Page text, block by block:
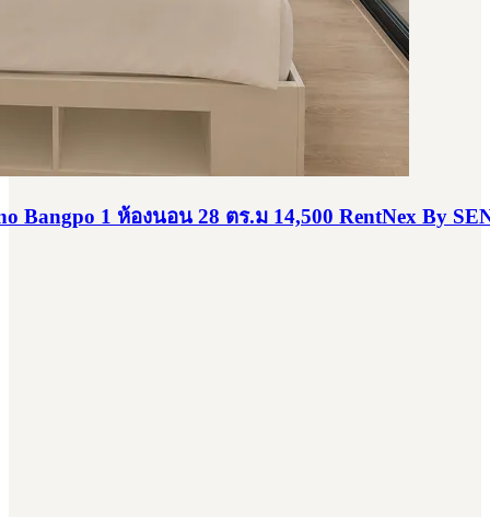
Bangpo 1 ห้องนอน 28 ตร.ม 14,500 RentNex By